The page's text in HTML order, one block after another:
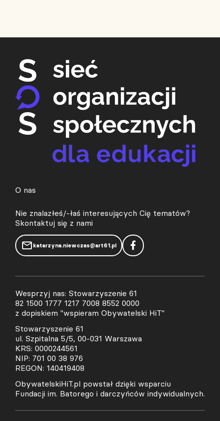
O nas
Nie znalazłeś/-łaś interesujących Cię tematów?
Skontaktuj się z nami
katarzyna.niewczas@art61.pl
Wesprzyj nas: Stowarzyszenie 61
82 1500 1777 1217 7008 8552 0000
z dopiskiem "wspieram Obywatelski HiT"
Stowarzyszenie 61
ul. Szpitalna 5/5, 00-031 Warszawa
KRS: 0000244561
NIP: 701 00 38 976
REGON: 140419408
ObywatelskiHiT.pl powstał dzięki wsparciu
Fundacji im. Batorego i darczyńców indywidualnych.